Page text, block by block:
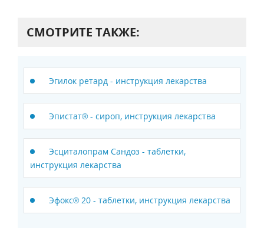
СМОТРИТЕ ТАКЖЕ:
Эгилок ретард - инструкция лекарства
Эпистат® - сироп, инструкция лекарства
Эсциталопрам Сандоз - таблетки,
инструкция лекарства
Эфокс® 20 - таблетки, инструкция лекарства